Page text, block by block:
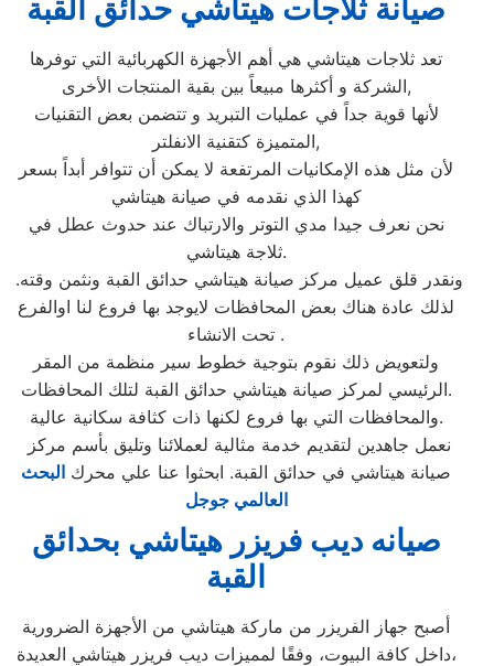
صيانة ثلاجات هيتاشي حدائق القبة
تعد ثلاجات هيتاشي هي أهم الأجهزة الكهربائية التي توفرها
الشركة و أكثرها مبيعاً بين بقية المنتجات الأخرى,
لأنها قوية جداً في عمليات التبريد و تتضمن بعض التقنيات
المتميزة كتقنية الانفلتر,
لأن مثل هذه الإمكانيات المرتفعة لا يمكن أن تتوافر أبداً بسعر
كهذا الذي نقدمه في صيانة هيتاشي
نحن نعرف جيدا مدي التوتر والارتباك عند حدوث عطل في
ثلاجة هيتاشي.
لذلك عادة هناك بعض المحافظات لايوجد بها فروع لنا اوالفرع
تحت الانشاء .
ولتعويض ذلك نقوم بتوجية خطوط سير منظمة من المقر
الرئيسي لمركز صيانة هيتاشي حدائق القبة لتلك المحافظات.
والمحافظات التي بها فروع لكنها ذات كثافة سكانية عالية.
صيانة هيتاشي في حدائق القبة. ابحثوا عنا علي محرك البحث
العالمي جوجل
صيانه ديب فريزر هيتاشي بحدائق
القبة
أصبح جهاز الفريزر من ماركة هيتاشي من الأجهزة الضرورية
داخل كافة البيوت، وفقًا لمميزات ديب فريزر هيتاشي العديدة،